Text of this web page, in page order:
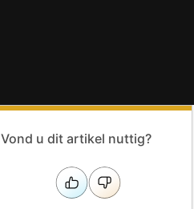
Vond u dit artikel nuttig?